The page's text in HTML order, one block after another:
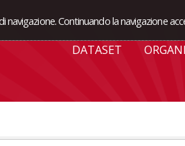
Continuando la navigazione
DATASET